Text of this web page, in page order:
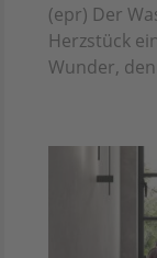
(epr) Der
Herzstück
Wunder,